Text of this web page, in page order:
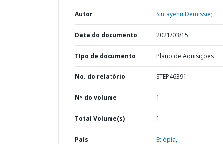
Autor Sintayehu Demissie;
Data do documento 2021/03/15
TIpo de documento Plano de Aquisições
No. do relatório STEP46391
Nº do volume 1
Total Volume(s) 1
País Etiópia,